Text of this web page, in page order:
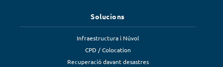
Solucions
Infraestructura i Núvol
CPD / Colocation
Recuperació davant desastres